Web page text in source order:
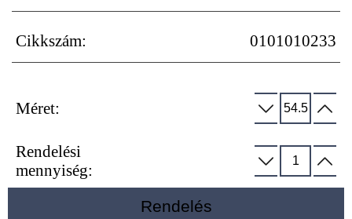
Cikkszám: 0101010233
Méret:
Rendelési
mennyiség:
Rendelés